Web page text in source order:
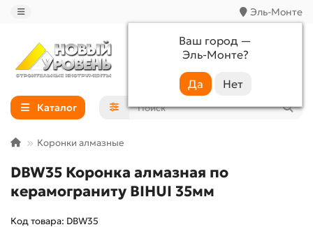
Эль-Монте
Ваш город —
Эль-Монте?
+7 (988) 233-44-52
Каталог
Коронки алмазные
DBW35 Коронка алмазная по
керамограниту BIHUI 35мм
Код товара: DBW35